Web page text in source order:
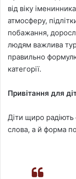
від віку
атмосферу,
побажання,
людям важлива
правильно
категорії.
Привітання для
Діти щиро радіють
слова, а й форма